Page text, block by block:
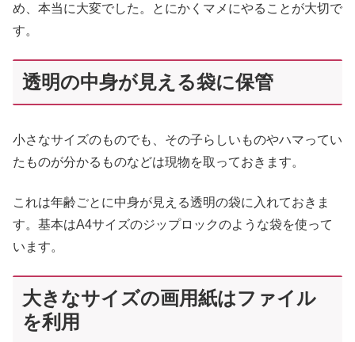
め、本当に大変でした。とにかくマメにやることが大切で
す。
透明の中身が見える袋に保管
小さなサイズのものでも、その子らしいものやハマってい
たものが分かるものなどは現物を取っておきます。
これは年齢ごとに中身が見える透明の袋に入れておきま
す。基本はA4サイズのジップロックのような袋を使って
います。
大きなサイズの画用紙はファイル
を利用